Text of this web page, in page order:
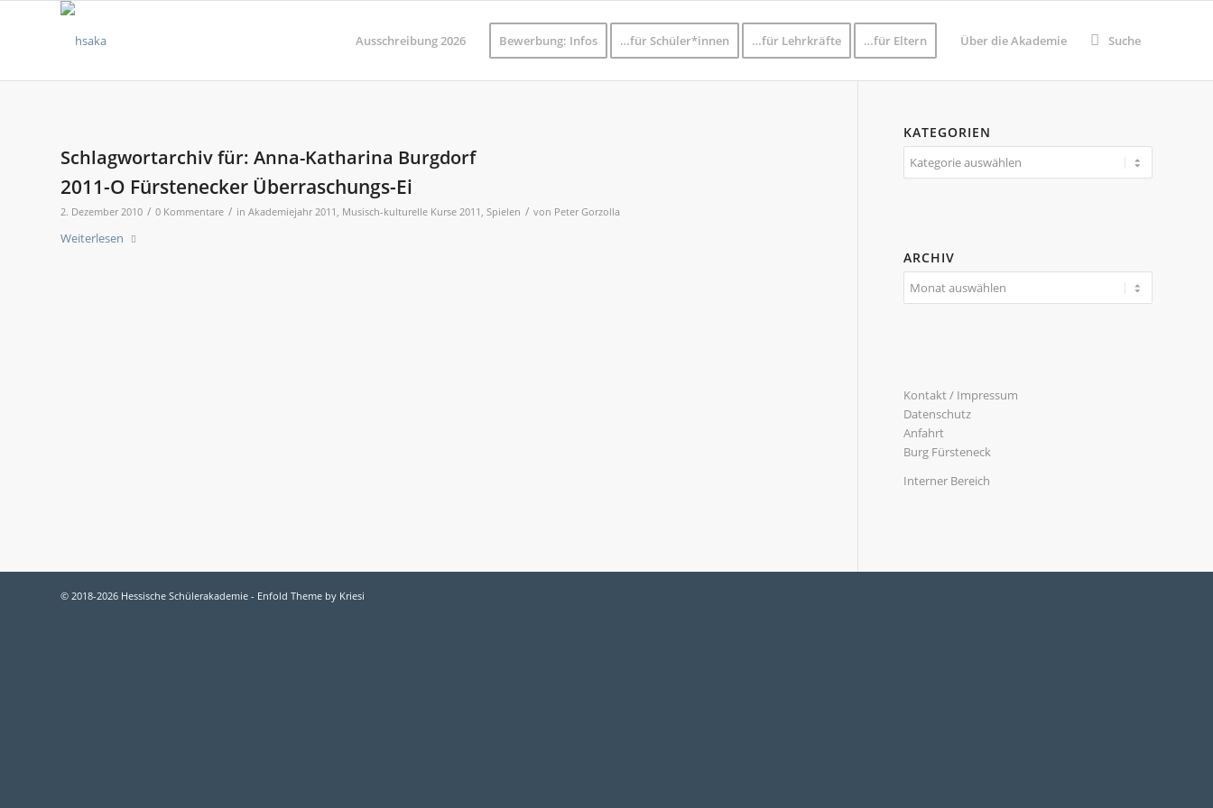
Ausschreibung 2026 Bewerbung: Infos …für Schüler*innen …für Lehrkräfte …für Eltern Über die Akademie Suche
Schlagwortarchiv für: Anna-Katharina Burgdorf
2011-O Fürstenecker Überraschungs-Ei
2. Dezember 2010 / 0 Kommentare / in Akademiejahr 2011 , Musisch-kulturelle Kurse 2011 , Spielen / von Peter Gorzolla
Weiterlesen
KATEGORIEN
Kategorien
ARCHIV
Kontakt / Impressum
Datenschutz
Anfahrt
Burg Fürsteneck
Interner Bereich
© 2018-2026 Hessische Schülerakademie - Enfold Theme by Kriesi